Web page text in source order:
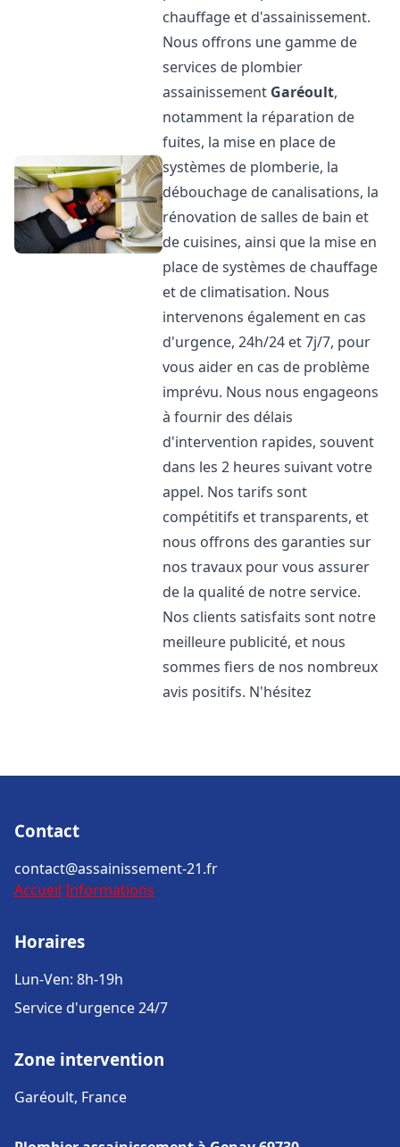
chauffage et d'assainissement.
Nous offrons une gamme de
services de plombier
assainissement Garéoult,
notamment la réparation de
fuites, la mise en place de
systèmes de plomberie, la
débouchage de canalisations, la
rénovation de salles de bain et
de cuisines, ainsi que la mise en
place de systèmes de chauffage
et de climatisation. Nous
intervenons également en cas
d'urgence, 24h/24 et 7j/7, pour
vous aider en cas de problème
imprévu. Nous nous engageons
à fournir des délais
d'intervention rapides, souvent
dans les 2 heures suivant votre
appel. Nos tarifs sont
compétitifs et transparents, et
nous offrons des garanties sur
nos travaux pour vous assurer
de la qualité de notre service.
Nos clients satisfaits sont notre
meilleure publicité, et nous
sommes fiers de nos nombreux
avis positifs. N'hésitez
Contact
contact@assainissement-21.fr
Accueil Informations
Horaires
Lun-Ven: 8h-19h
Service d'urgence 24/7
Zone intervention
Garéoult, France